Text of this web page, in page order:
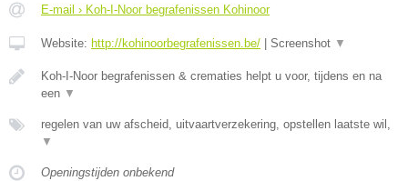
E-mail › Koh-I-Noor begrafenissen Kohinoor
Website: http://kohinoorbegrafenissen.be/ Screenshot ▼
Koh-I-Noor begrafenissen & crematies helpt u voor, tijdens en na
een ▼
regelen van uw afscheid, uitvaartverzekering, opstellen laatste wil,
▼
Openingstijden onbekend